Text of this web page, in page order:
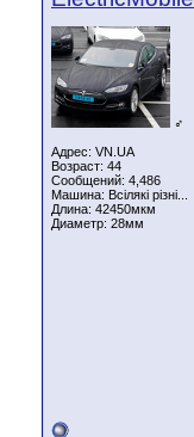
♂
Адрес: VN.UA
Возраст: 44
Сообщений: 4,486
Машина: Всілякі різні...
Длина: 42450мкм
Диаметр: 28мм